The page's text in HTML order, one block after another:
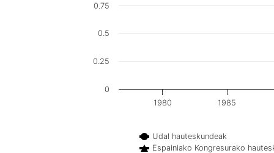
Udal hauteskundeak
Espainiako Kongresurako
1980 1985
0
0.25
0.5
0.75